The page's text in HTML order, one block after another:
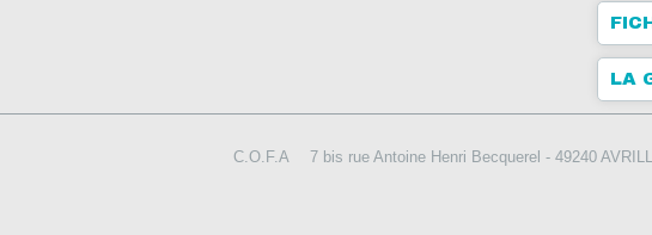
LA
C.O.F.A 7 bis rue Antoine Henri Becquerel - 49240